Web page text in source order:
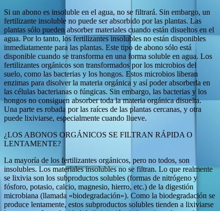
Si un abono es insoluble en el agua, no se filtrará. Sin embargo, un
fertilizante insoluble no puede ser absorbido por las plantas. Las
plantas sólo pueden absorber materiales cuando están disueltos en el
agua. Por lo tanto, los fertilizantes insolubles no están disponibles
inmediatamente para las plantas. Este tipo de abono sólo está
disponible cuando se transforma en una forma soluble en agua. Los
fertilizantes orgánicos son transformados por los microbios del
suelo, como las bacterias y los hongos. Estos microbios liberan
enzimas para disolver la materia orgánica y así poder absorberla en
las células bacterianas o fúngicas. Sin embargo, las bacterias y los
hongos no consiguen absorber toda la materia orgánica disuelta.
Una parte es robada por las raíces de las plantas cercanas, y otra
puede lixiviarse, especialmente cuando llueve.
¿LOS ABONOS ORGÁNICOS SE FILTRAN RÁPIDA O
LENTAMENTE?
La mayoría de los fertilizantes orgánicos, pero no todos, son
insolubles. Los materiales insolubles no se filtran. Lo que realmente
se lixivia son los subproductos solubles (formas de nitrógeno y
fósforo, potasio, calcio, magnesio, hierro, etc.) de la digestión
microbiana (llamada «biodegradación»). Como la biodegradación se
produce lentamente, estos subproductos solubles tienden a lixiviarse